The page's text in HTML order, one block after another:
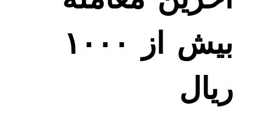
بیش از ۱۰۰۰
ریال